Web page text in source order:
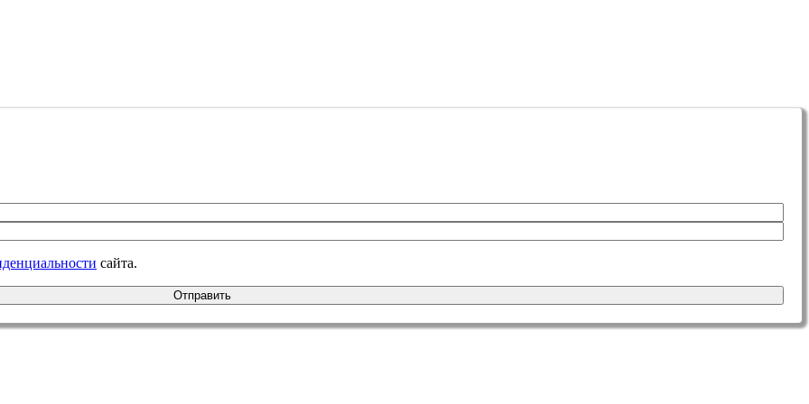
сайта.
Отправить